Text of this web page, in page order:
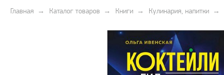
Главная Каталог товаров Книги Кулинария, напитки